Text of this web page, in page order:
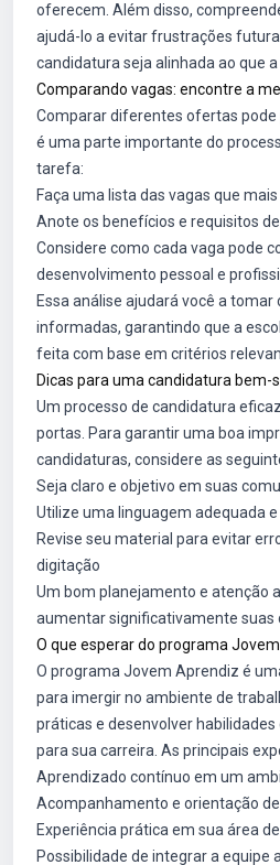
oferecem. Além disso,
ajudá-lo a evitar frustrações
candidatura seja alinhada ao que
Comparando vagas: encontre a
Comparar diferentes ofertas pode
é uma parte importante do
tarefa:
Faça uma lista das vagas que
Anote os benefícios e requisitos
Considere como cada vaga pode
desenvolvimento pessoal e
Essa análise ajudará você a tomar
informadas, garantindo que a
feita com base em critérios
Dicas para uma candidatura bem-
Um processo de candidatura
portas. Para garantir uma boa
candidaturas, considere as
Seja claro e objetivo em suas
Utilize uma linguagem adequada e
Revise seu material para evitar
digitação
Um bom planejamento e atenção
aumentar significativamente suas
O que esperar do programa
O programa Jovem Aprendiz é
para imergir no ambiente de
práticas e desenvolver
para sua carreira. As principais
Aprendizado contínuo em um
Acompanhamento e orientação
Experiência prática em sua área
Possibilidade de integrar a equipe